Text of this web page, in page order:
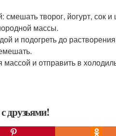
смешать творог, йогурт, сок
массы.
и подогреть до
и отправить в
друзьями!